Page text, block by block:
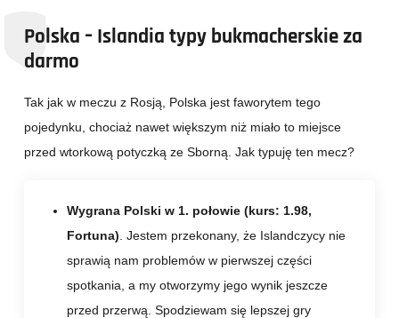
Polska – Islandia typy bukmacherskie za
darmo
Tak jak w meczu z Rosją, Polska jest faworytem tego
pojedynku, chociaż nawet większym niż miało to miejsce
przed wtorkową potyczką ze Sborną. Jak typuję ten mecz?
Wygrana Polski w 1. połowie (kurs: 1.98,
Fortuna) . Jestem przekonany, że Islandczycy nie
sprawią nam problemów w pierwszej części
spotkania, a my otworzymy jego wynik jeszcze
przed przerwą. Spodziewam się lepszej gry